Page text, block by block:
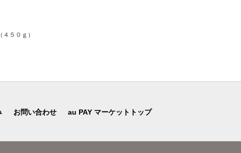
５０ｇ）
お問い合わせ au PAY マーケットトップ